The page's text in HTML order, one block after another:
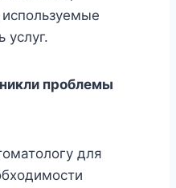
услуг.
проблемы
для